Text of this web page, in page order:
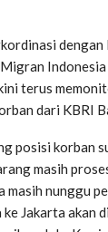
terus
dari KBRI
posisi korban
masih
masih nunggu
ke Jakarta akan